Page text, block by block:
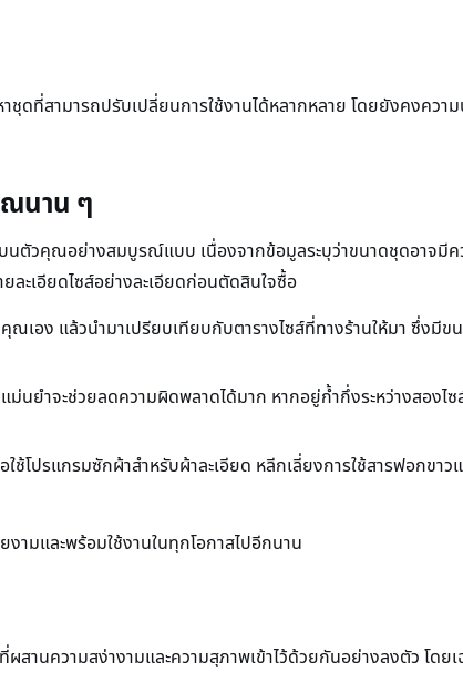
ดที่สามารถปรับเปลี่ยนการใช้งานได้หลากหลาย โดยยังคงความ
ณนาน ๆ
นตัวคุณอย่างสมบูรณ์แบบ เนื่องจากข้อมูลระบุว่าขนาดชุดอาจมี
ะเอียดไซส์อย่างละเอียดก่อนตัดสินใจซื้อ
ณเอง แล้วนำมาเปรียบเทียบกับตารางไซส์ที่ทางร้านให้มา ซึ่งมี
นยำจะช่วยลดความผิดพลาดได้มาก หากอยู่ก้ำกึ่งระหว่างสองไซ
โปรแกรมซักผ้าสำหรับผ้าละเอียด หลีกเลี่ยงการใช้สารฟอกขา
ามและพร้อมใช้งานในทุกโอกาสไปอีกนาน
นความสง่างามและความสุภาพเข้าไว้ด้วยกันอย่างลงตัว โดย